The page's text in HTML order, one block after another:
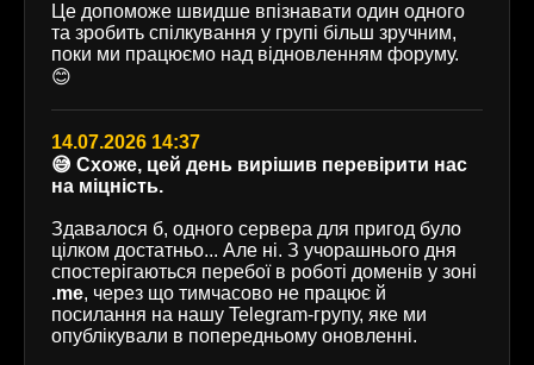
Це допоможе швидше впізнавати один одного
та зробить спілкування у групі більш зручним,
поки ми працюємо над відновленням форуму.
😊
14.07.2026 14:37
😅 Схоже, цей день вирішив перевірити нас
на міцність.
Здавалося б, одного сервера для пригод було
цілком достатньо... Але ні. З учорашнього дня
спостерігаються перебої в роботі доменів у зоні
.me, через що тимчасово не працює й
посилання на нашу Telegram-групу, яке ми
опублікували в попередньому оновленні.